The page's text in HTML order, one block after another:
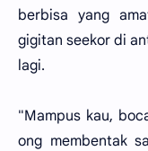
berbisa yang
gigitan seekor di
lagi.
"Mampus kau,
ong membentak